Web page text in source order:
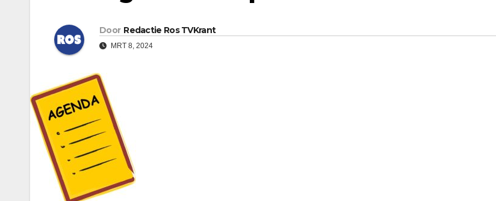
Door Redactie Ros TVKrant
MRT 8, 2024